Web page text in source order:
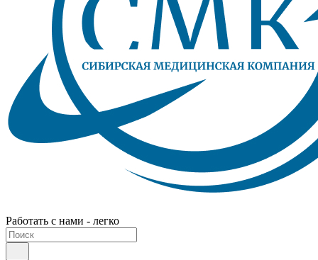
Работать с нами - легко